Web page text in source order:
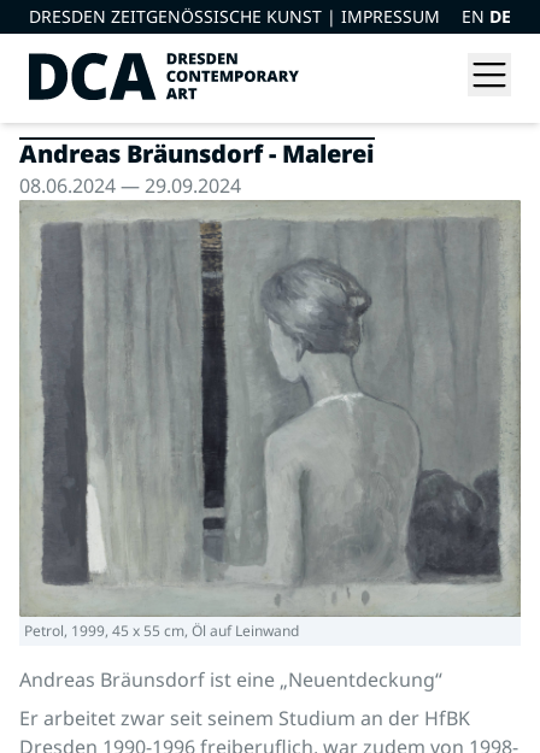
DRESDEN ZEITGENÖSSISCHE KUNST | IMPRESSUM EN DE
Andreas Bräunsdorf - Malerei
08.06.2024 — 29.09.2024
Petrol, 1999, 45 x 55 cm, Öl auf Leinwand
Andreas Bräunsdorf ist eine „Neuentdeckung“
Er arbeitet zwar seit seinem Studium an der HfBK
Dresden 1990-1996 freiberuflich, war zudem von 1998-